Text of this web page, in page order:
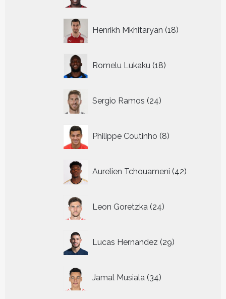
Henrikh Mkhitaryan 18
producten
Romelu Lukaku 18
producten
Sergio Ramos 24
producten
Philippe Coutinho 8
producten
Aurelien Tchouameni 42
producten
Leon Goretzka 24
producten
Lucas Hernandez 29
producten
Jamal Musiala 34
producten